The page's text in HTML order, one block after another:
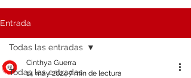
Entrada
Todas las entradas
Todas las entradas
Cinthya Guerra
14 may 20247 min de lectura